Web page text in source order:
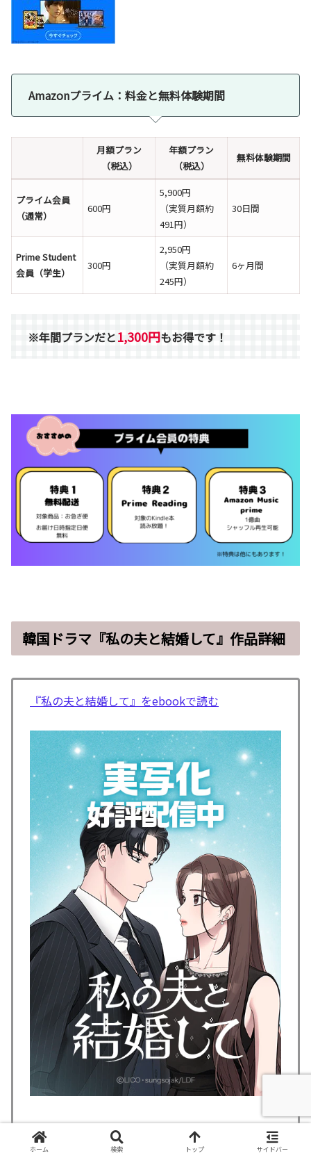
Amazonプライム：料金と無料体験期間
月額プラン
（税込）
年額プラン
（税込）
無料体験期間
プライム会員
（通常）
600円
5,900円
（実質月額約
491円）
30日間
Prime Student
会員（学生）
300円
2,950円
（実質月額約
245円）
6ヶ月間
※年間プランだと1,300円もお得です！
韓国ドラマ『私の夫と結婚して』作品詳細
『私の夫と結婚して』をebookで読む
ホーム 検索 トップ サイドバー